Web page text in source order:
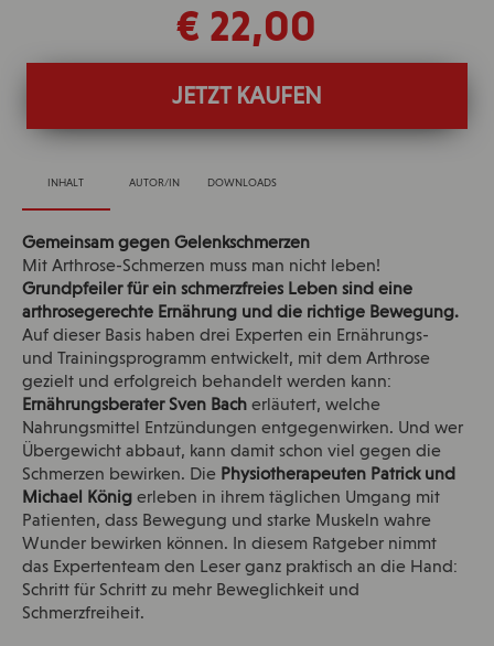
€ 22,00
JETZT KAUFEN
INHALT AUTOR/IN DOWNLOADS
Gemeinsam gegen Gelenkschmerzen
Mit Arthrose-Schmerzen muss man nicht leben!
Grundpfeiler für ein schmerzfreies Leben sind eine
arthrosegerechte Ernährung und die richtige Bewegung.
Auf dieser Basis haben drei Experten ein Ernährungs-
und Trainingsprogramm entwickelt, mit dem Arthrose
gezielt und erfolgreich behandelt werden kann:
Ernährungsberater Sven Bacherläutert, welche
Nahrungsmittel Entzündungen entgegenwirken. Und wer
Übergewicht abbaut, kann damit schon viel gegen die
Schmerzen bewirken. Die Physiotherapeuten Patrick und
Michael Königerleben in ihrem täglichen Umgang mit
Patienten, dass Bewegung und starke Muskeln wahre
Wunder bewirken können. In diesem Ratgeber nimmt
das Expertenteam den Leser ganz praktisch an die Hand:
Schritt für Schritt zu mehr Beweglichkeit und
Schmerzfreiheit.